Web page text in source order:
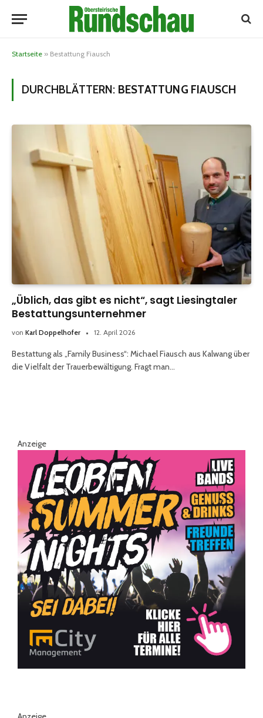
Startseite » Bestattung Fiausch
DURCHBLÄTTERN: BESTATTUNG FIAUSCH
„Üblich, das gibt es nicht“, sagt Liesingtaler
Bestattungsunternehmer
von Karl Doppelhofer 12. April 2026
Bestattung als „Family Business“: Michael Fiausch aus Kalwang über
die Vielfalt der Trauerbewältigung. Fragt man…
Anzeige